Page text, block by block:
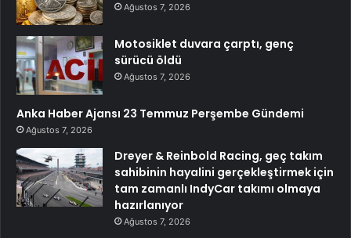
Ağustos 7, 2026
Motosiklet duvara çarptı, genç
sürücü öldü
Ağustos 7, 2026
Anka Haber Ajansı 23 Temmuz Perşembe Gündemi
Ağustos 7, 2026
Dreyer & Reinbold Racing, geç takım
sahibinin hayalini gerçekleştirmek için
tam zamanlı IndyCar takımı olmaya
hazırlanıyor
Ağustos 7, 2026